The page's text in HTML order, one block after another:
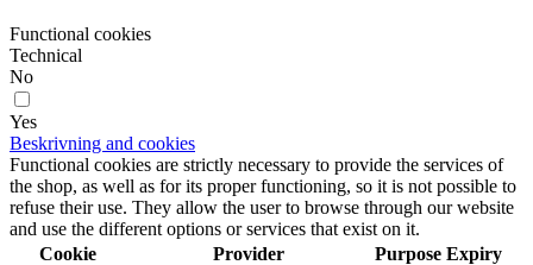
Functional cookies
Technical
No
Yes
Beskrivning and cookies
Functional cookies are strictly necessary to provide the services of
the shop, as well as for its proper functioning, so it is not possible to
refuse their use. They allow the user to browse through our website
and use the different options or services that exist on it.
Cookie
Provider Purpose Expiry